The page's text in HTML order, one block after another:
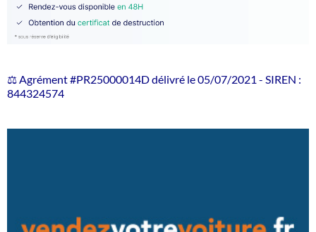
⚖️ Agrément #PR25000014D délivré le 05/07/2021 - SIREN :
844324574